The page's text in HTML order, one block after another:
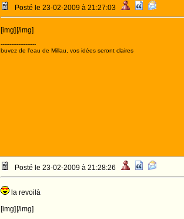
Posté le 23-02-2009 à 21:27:03
[img] [/img]
--------------------
buvez de l'eau de Millau, vos idées seront claires
Posté le 23-02-2009 à 21:28:26
la revoilà
[img] [/img]